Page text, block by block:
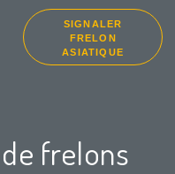
SIGNALER
FRELON
ASIATIQUE
frelons